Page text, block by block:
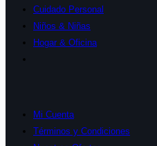
Cuidado Personal
Niños & Niñas
Hogar & Oficina
Mi Cuenta
Términos y Condiciones